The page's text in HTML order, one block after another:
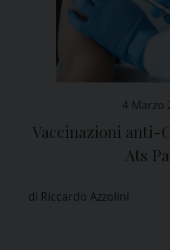
4 Marzo
Vaccinazioni anti-
Ats
di Riccardo Azzolini